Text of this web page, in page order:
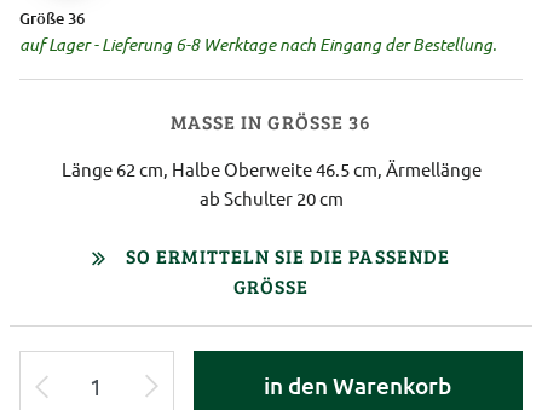
Größe 36
auf Lager - Lieferung 6-8 Werktage nach Eingang der Bestellung.
MASSE IN GRÖSSE 36
Länge 62 cm, Halbe Oberweite 46.5 cm, Ärmellänge
ab Schulter 20 cm
SO ERMITTELN SIE DIE PASSENDE
GRÖSSE
in den Warenkorb